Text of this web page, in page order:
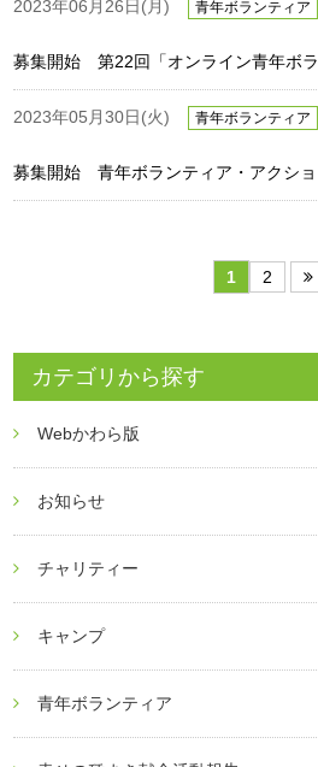
2023年06月26日(月) 青年ボランティア
募集開始 第22回「オンライン青年ボラ
2023年05月30日(火) 青年ボランティア
募集開始 青年ボランティア・アクシ
1 2
カテゴリから探す
Webかわら版
お知らせ
チャリティー
キャンプ
青年ボランティア